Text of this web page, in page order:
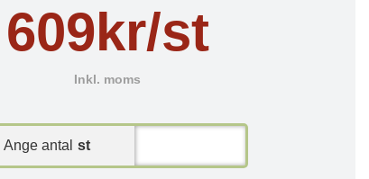
609kr/st
Inkl. moms
Ange antal st